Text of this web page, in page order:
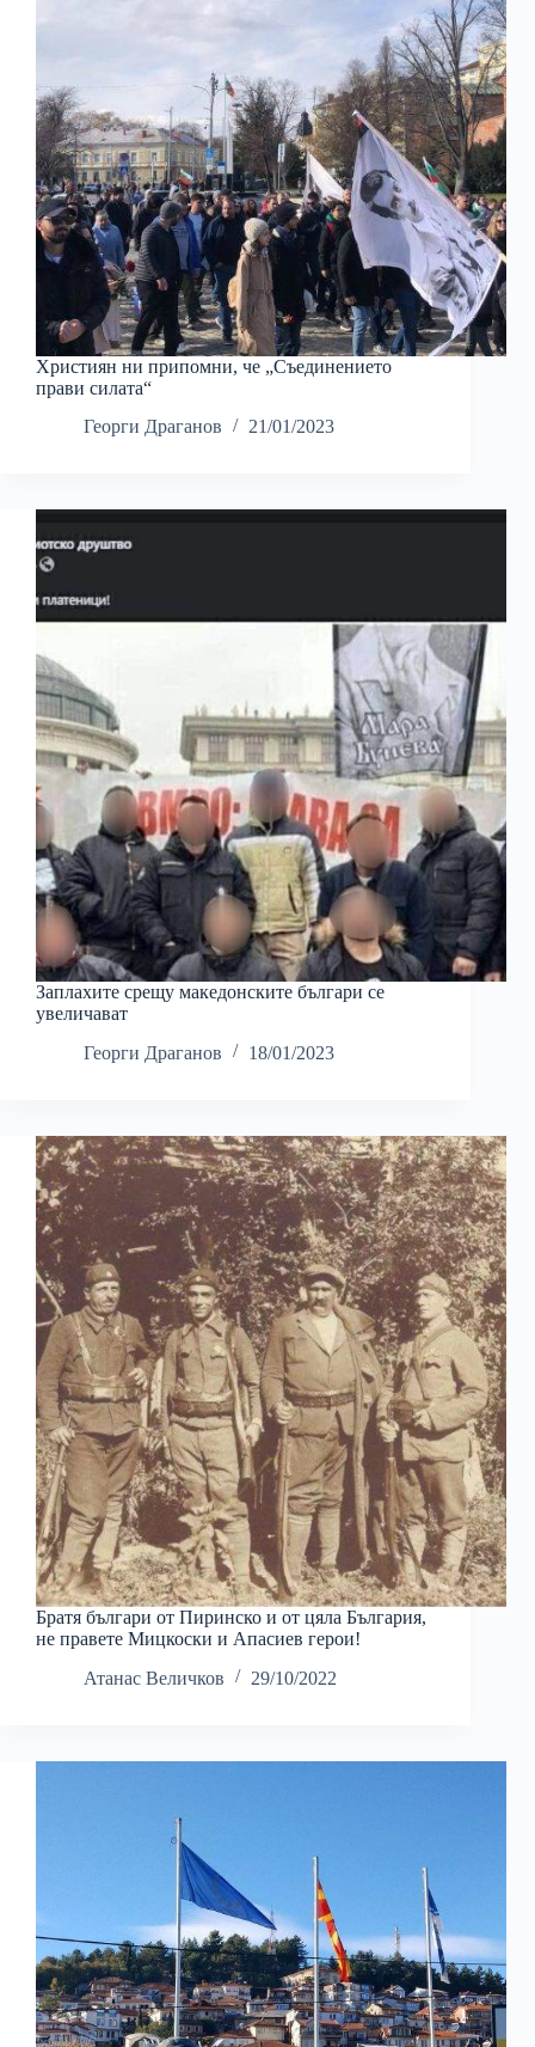
Християн ни припомни, че „Съединението
прави силата“
Георги Драганов
21/01/2023
Заплахите срещу македонските българи се
увеличават
Георги Драганов
18/01/2023
Братя българи от Пиринско и от цяла България,
не правете Мицкоски и Апасиев герои!
Атанас Величков
29/10/2022